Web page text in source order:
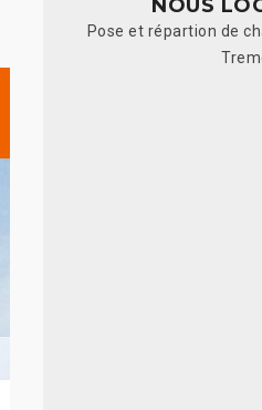
NOUS
Pose et répartion de